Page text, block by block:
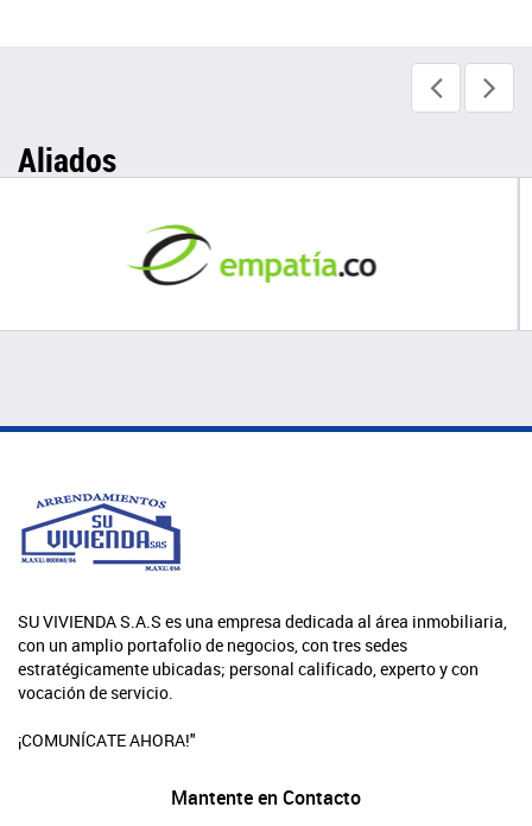
Aliados
SU VIVIENDA S.A.S es una empresa dedicada al área inmobiliaria,
con un amplio portafolio de negocios, con tres sedes
estratégicamente ubicadas; personal calificado, experto y con
vocación de servicio.
¡COMUNÍCATE AHORA!"
Mantente en Contacto